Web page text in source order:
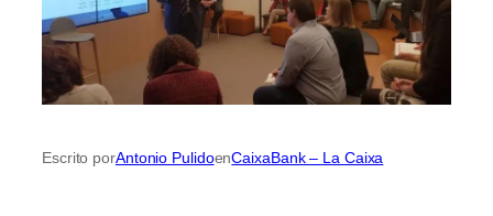
Escrito porAntonio PulidoenCaixaBank – La Caixa